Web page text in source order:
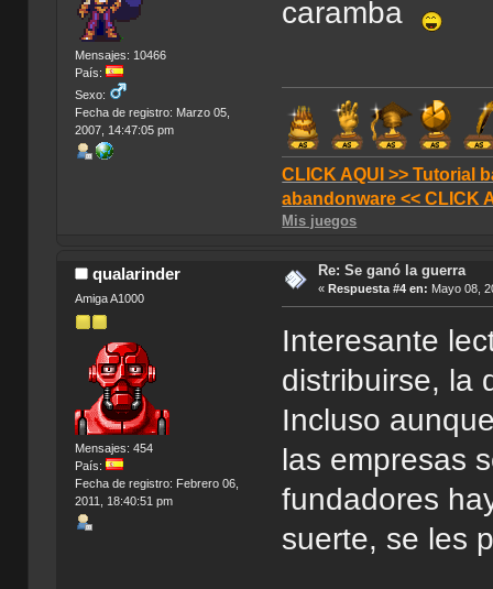
Mensajes: 10466
País:
Sexo:
Fecha de registro: Marzo 05,
2007, 14:47:05 pm
caramba
CLICK AQUI >> Tutorial
abandonware << CLICK
Mis juegos
qualarinder
Amiga A1000
Mensajes: 454
País:
Fecha de registro: Febrero 06,
2011, 18:40:51 pm
Re: Se ganó la guerra
« Respuesta #4 en: Mayo 08,
Interesante
distribuirse, la
Incluso
las empresas
fundadores
suerte, se les